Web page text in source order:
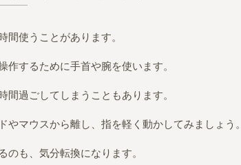
間使うことがあります。
するために手首や腕を使います。
過ごしてしまうこともあります。
マウスから離し、指を軽く動かしてみましょう。
も、気分転換になります。